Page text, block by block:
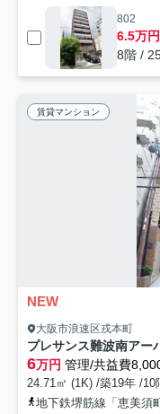
802
6.5万円
8階 /
賃貸マンション
NEW
大阪市浪速区戎本町
プレサンス難波南アー
6万円 管理/共益費
24.71㎡ (1K) /築19年 /10
地下鉄堺筋線「恵美須